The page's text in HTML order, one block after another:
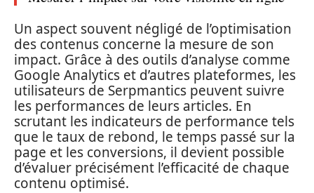
Un aspect souvent négligé de l’optimisation
des contenus concerne la mesure de son
impact. Grâce à des outils d’analyse comme
Google Analytics et d’autres plateformes, les
utilisateurs de Serpmantics peuvent suivre
les performances de leurs articles. En
scrutant les indicateurs de performance tels
que le taux de rebond, le temps passé sur la
page et les conversions, il devient possible
d’évaluer précisément l’efficacité de chaque
contenu optimisé.